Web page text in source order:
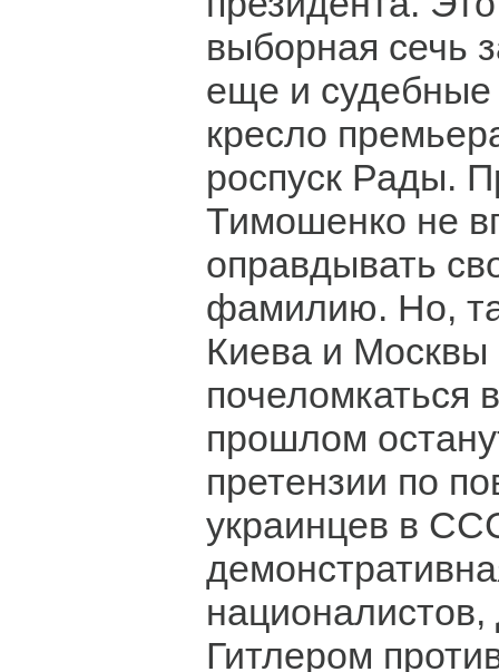
выборная сечь
еще и судебные
кресло
роспуск Рады.
Тимошенко не
оправдывать
фамилию. Но,
Киева и
почеломкаться
прошлом
претензии по
украинцев в
Гитлером